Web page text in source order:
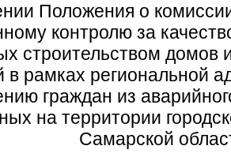
Положения о
контролю за
строительством домов
рамках региональной
граждан из
на территории
Самарской